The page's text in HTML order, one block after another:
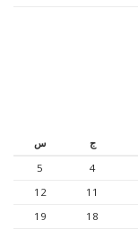
ج
س
4
5
11
12
18
19